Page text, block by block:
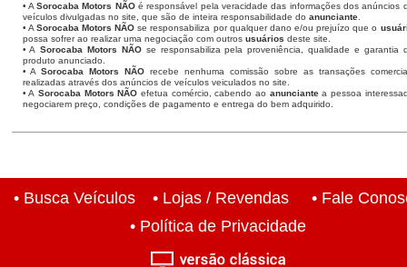
• ASorocaba Motors NÃOé responsável pela veracidade das informações dos anúncios
veículos divulgadas no site, que são de inteira responsabilidade do anunciante.
• A Sorocaba Motors NÃO se responsabiliza por qualquer dano e/ou prejuízo que o
possa sofrer ao realizar uma negociação com outros usuários deste site.
• A Sorocaba Motors NÃOse responsabiliza pela proveniência, qualidade e garantia
produto anunciado.
• ASorocaba Motors NÃO recebe nenhuma comissão sobre as transações
realizadas através dos anúncios de veículos veiculados no site.
• A Sorocaba Motors NÃO efetua comércio, cabendo ao anunciantea pessoa
negociarem preço, condições de pagamento e entrega do bem adquirido.